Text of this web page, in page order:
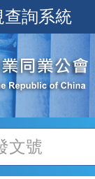
查詢系統